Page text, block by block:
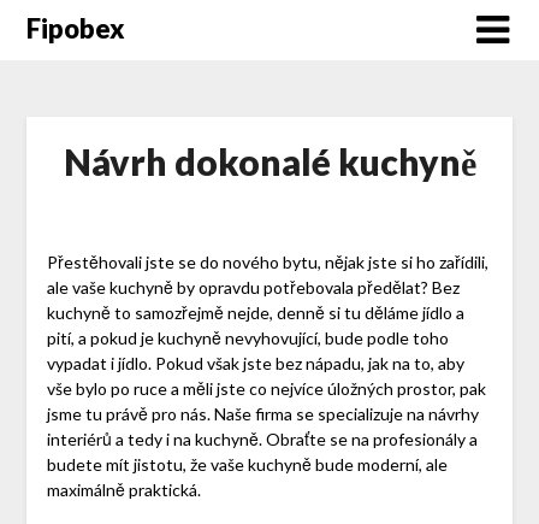
Fipobex
Návrh dokonalé kuchyně
Přestěhovali jste se do nového bytu, nějak jste si ho zařídili,
ale vaše kuchyně by opravdu potřebovala předělat? Bez
kuchyně to samozřejmě nejde, denně si tu děláme jídlo a
pití, a pokud je kuchyně nevyhovující, bude podle toho
vypadat i jídlo. Pokud však jste bez nápadu, jak na to, aby
vše bylo po ruce a měli jste co nejvíce úložných prostor, pak
jsme tu právě pro nás. Naše firma se specializuje na návrhy
interiérů a tedy i na kuchyně. Obraťte se na profesionály a
budete mít jistotu, že vaše kuchyně bude moderní, ale
maximálně praktická.